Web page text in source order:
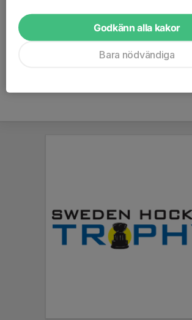
Titel
Lagledare
Ålder
49 år
Godkänn alla kakor
Bara nödvändiga